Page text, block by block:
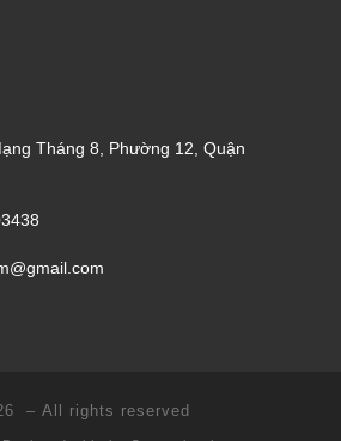
Tháng 8, Phường 12, Quận
– All rights reserved